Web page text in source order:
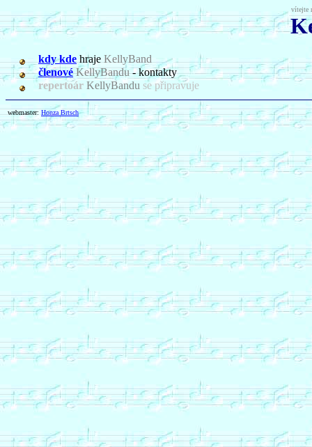
vítejte
kdy kde hraje KellyBand
členové KellyBandu- kontakty
repertoár KellyBandu se připravuje
webmaster: Honza Brtsch